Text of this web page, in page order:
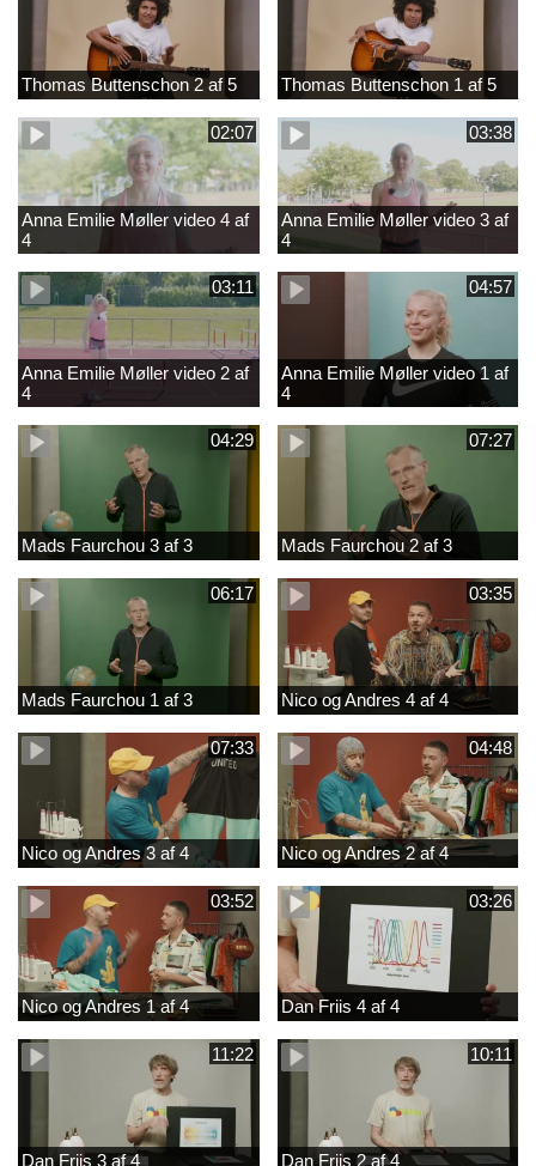
Thomas Buttenschon 2 af 5 Thomas Buttenschon 1 af 5
02:07
Anna Emilie Møller video 4 af
4
03:38
Anna Emilie Møller video 3 af
4
03:11
Anna Emilie Møller video 2 af
4
04:57
Anna Emilie Møller video 1 af
4
04:29
Mads Faurchou 3 af 3
07:27
Mads Faurchou 2 af 3
06:17
Mads Faurchou 1 af 3
03:35
Nico og Andres 4 af 4
07:33
Nico og Andres 3 af 4
04:48
Nico og Andres 2 af 4
03:52
Nico og Andres 1 af 4
03:26
Dan Friis 4 af 4
11:22
Dan Friis 3 af 4
10:11
Dan Friis 2 af 4